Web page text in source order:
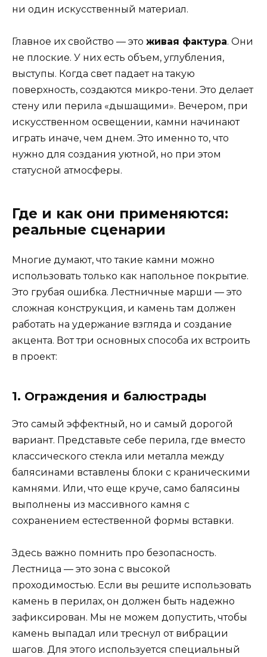
ни один искусственный материал.
Главное их свойство — это живая фактура. Они
не плоские. У них есть объем, углубления,
выступы. Когда свет падает на такую
поверхность, создаются микро-тени. Это делает
стену или перила «дышащими». Вечером, при
искусственном освещении, камни начинают
играть иначе, чем днем. Это именно то, что
нужно для создания уютной, но при этом
статусной атмосферы.
Где и как они применяются:
реальные сценарии
Многие думают, что такие камни можно
использовать только как напольное покрытие.
Это грубая ошибка. Лестничные марши — это
сложная конструкция, и камень там должен
работать на удержание взгляда и создание
акцента. Вот три основных способа их встроить
в проект:
1. Ограждения и балюстрады
Это самый эффектный, но и самый дорогой
вариант. Представьте себе перила, где вместо
классического стекла или металла между
балясинами вставлены блоки с краническими
камнями. Или, что еще круче, само балясины
выполнены из массивного камня с
сохранением естественной формы вставки.
Здесь важно помнить про безопасность.
Лестница — это зона с высокой
проходимостью. Если вы решите использовать
камень в перилах, он должен быть надежно
зафиксирован. Мы не можем допустить, чтобы
камень выпадал или треснул от вибрации
шагов. Для этого используется специальный